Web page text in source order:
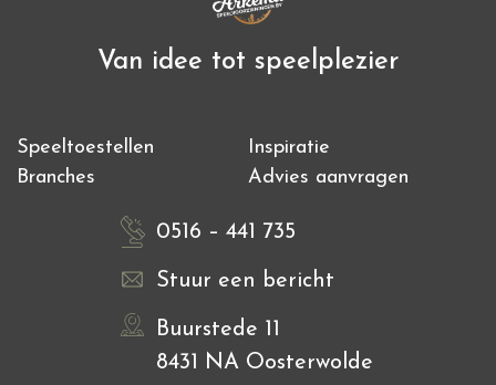
Van idee tot speelplezier
Speeltoestellen
Inspiratie
Branches
Advies aanvragen
0516 – 441 735
Stuur een bericht
Buurstede 11
8431 NA Oosterwolde